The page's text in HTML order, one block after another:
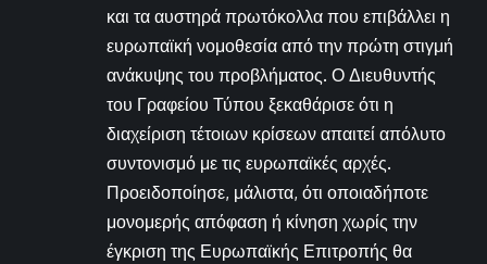
και τα αυστηρά πρωτόκολλα που επιβάλλει η
ευρωπαϊκή νομοθεσία από την πρώτη στιγμή
ανάκυψης του προβλήματος. Ο Διευθυντής
του Γραφείου Τύπου ξεκαθάρισε ότι η
διαχείριση τέτοιων κρίσεων απαιτεί απόλυτο
συντονισμό με τις ευρωπαϊκές αρχές.
Προειδοποίησε, μάλιστα, ότι οποιαδήποτε
μονομερής απόφαση ή κίνηση χωρίς την
έγκριση της Ευρωπαϊκής Επιτροπής θα